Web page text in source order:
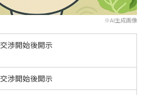
※AI生成画像
交渉開始後開示
交渉開始後開示